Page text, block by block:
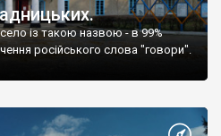
із такою назвою - в 99%
російського слова "говори".